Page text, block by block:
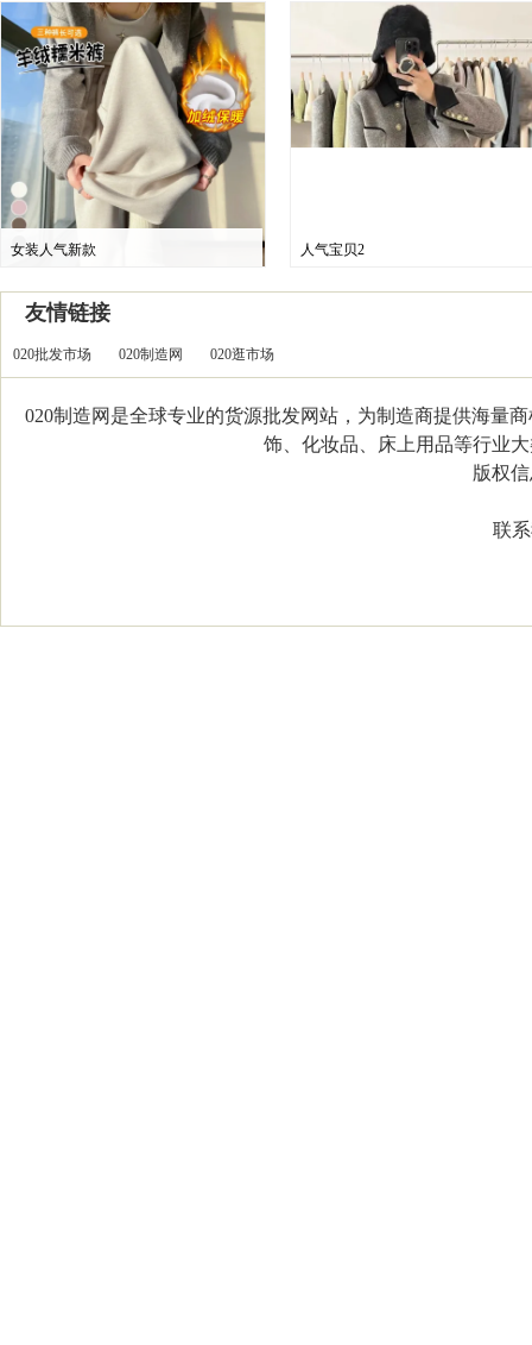
女装人气新款 人气宝贝2
友情链接
020批发市场 020制造网 020逛市场
020制造网是全球专业的货源批发网站，为制造商提供海量
饰、化妆品、床上用品等行业
版权信
联